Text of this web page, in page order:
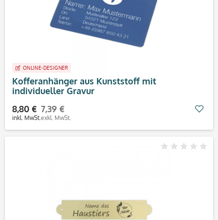
ONLINE-DESIGNER
Kofferanhänger aus Kunststoff mit
individueller Gravur
8,80 €
inkl. MwSt.
7,39 €
exkl. MwSt.